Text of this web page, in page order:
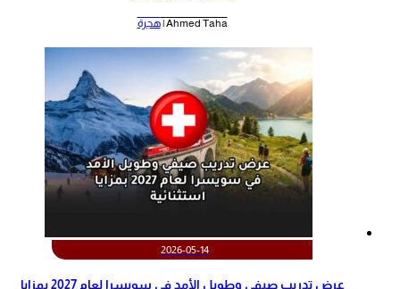
Ahmed Taha | هجرة
2026-05-14
عرض تدريب صيفي وطويل الأمد في سويسرا لعام 2027 بمزايا